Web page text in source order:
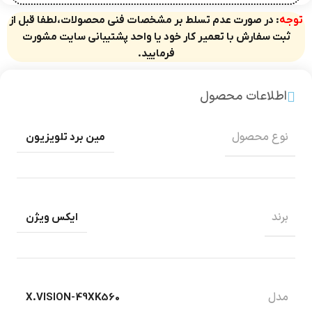
توجه: در صورت عدم تسلط بر مشخصات فنی محصولات،لطفا قبل از
ثبت سفارش با تعمیر کار خود یا واحد پشتیبانی سایت مشورت
فرمایید.
اطلاعات محصول
نوع محصول مین برد تلویزیون
برند ایکس ویژن
مدل X.VISION-49XK560